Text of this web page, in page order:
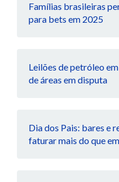
Famílias brasileiras
para bets em 2025
Leilões de petróleo
de áreas em disputa
Dia dos Pais: bares e
faturar mais do que